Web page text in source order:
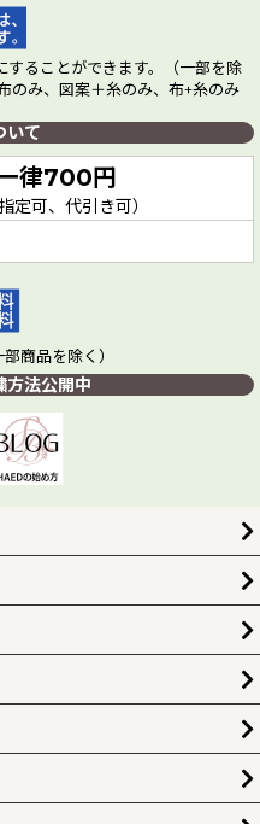
ることができます。（一部を除
のみ、図案＋糸のみ、布+糸のみ
いて
律700円
定可、代引き可）
商品を除く）
方法公開中